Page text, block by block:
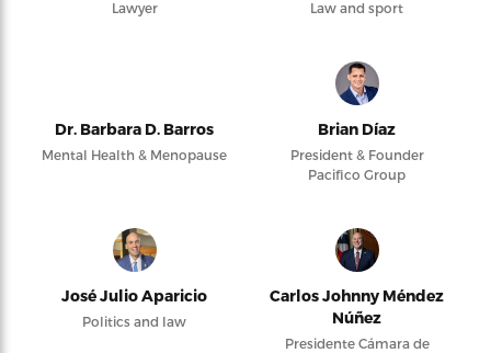
Lawyer Law and sport
Dr. Barbara D. Barros
Mental Health & Menopause
Brian Díaz
President & Founder
Pacifico Group
José Julio Aparicio
Politics and law
Carlos Johnny Méndez
Núñez
Presidente Cámara de